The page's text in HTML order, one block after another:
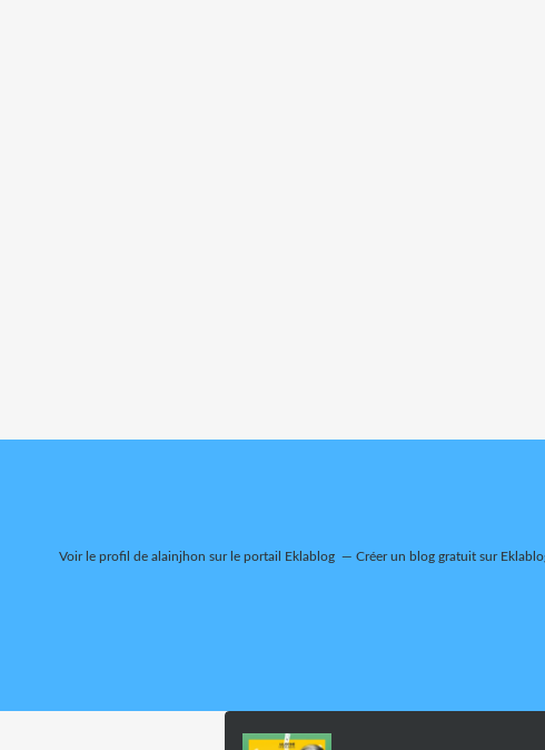
Voir le profil de alainjhon sur le portail Eklablog Créer un blog gratuit sur